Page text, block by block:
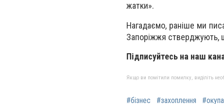
жатки».
Нагадаємо, раніше ми
Запоріжжя стверджують,
Підписуйтесь на наш
Якщо ви помітили помилку, виділіть
#бізнес #захоплення